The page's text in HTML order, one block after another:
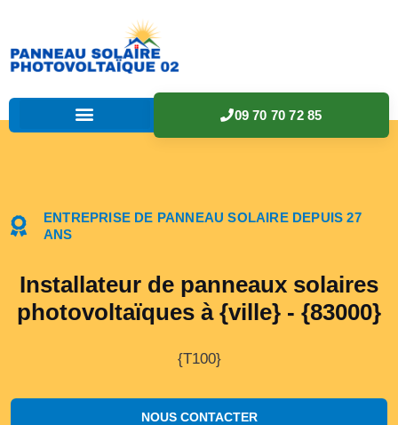
09 70 70 72 85
ENTREPRISE DE PANNEAU SOLAIRE DEPUIS 27
ANS
Installateur de panneaux solaires
photovoltaïques à {ville} - {83000}
{T100}
NOUS CONTACTER